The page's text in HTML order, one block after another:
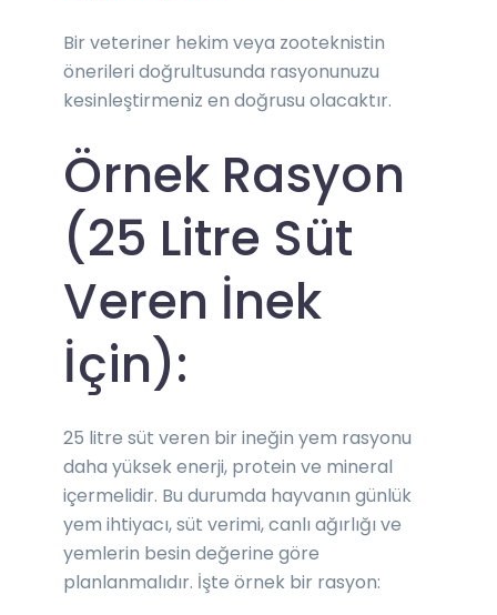
Bir veteriner hekim veya zooteknistin
önerileri doğrultusunda rasyonunuzu
kesinleştirmeniz en doğrusu olacaktır.
Örnek Rasyon
(25 Litre Süt
Veren İnek
İçin):
25 litre süt veren bir ineğin yem rasyonu
daha yüksek enerji, protein ve mineral
içermelidir. Bu durumda hayvanın günlük
yem ihtiyacı, süt verimi, canlı ağırlığı ve
yemlerin besin değerine göre
planlanmalıdır. İşte örnek bir rasyon: